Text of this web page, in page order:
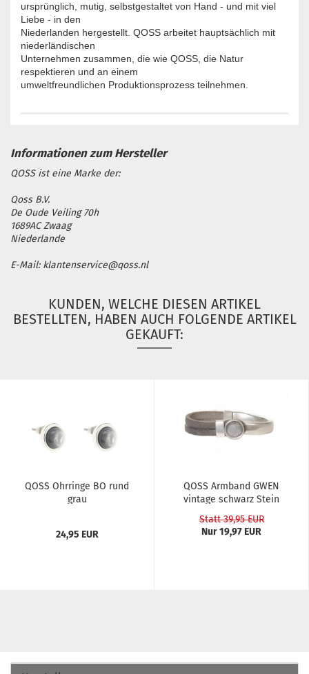
ursprünglich, mutig, selbstgestaltet von Hand - und mit viel
Liebe - in den
Niederlanden hergestellt. QOSS arbeitet hauptsächlich mit
niederländischen
Unternehmen zusammen, die wie QOSS, die Natur
respektieren und an einem
umweltfreundlichen Produktionsprozess teilnehmen.
QOSS ist eine Marke der:
Qoss B.V.
De Oude Veiling 70h
1689AC Zwaag
Niederlande
E-Mail: klantenservice@qoss.nl
KUNDEN, WELCHE DIESEN ARTIKEL
BESTELLTEN, HABEN AUCH FOLGENDE ARTIKEL
GEKAUFT:
QOSS Ohr­rin­ge BO rund
grau
24,95 EUR
QOSS Arm­band GWEN
vin­ta­ge schwarz Stein
Statt 39,95 EUR
Nur 19,97 EUR